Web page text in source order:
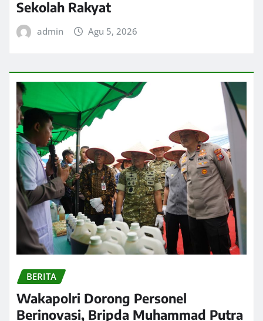
Sekolah Rakyat
admin Agu 5, 2026
BERITA
Wakapolri Dorong Personel
Berinovasi, Bripda Muhammad Putra